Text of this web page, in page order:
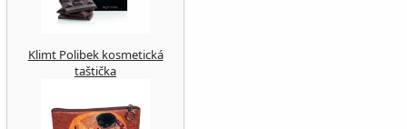
Klimt Polibek kosmetická
taštička